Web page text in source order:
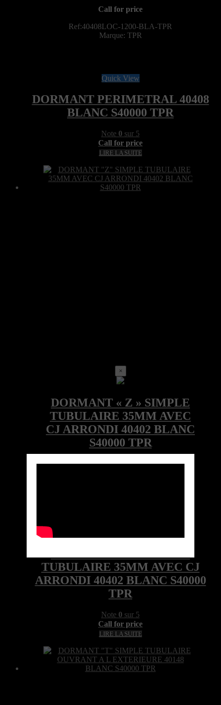
Call for price
Ref:40408LOC-1200-BLA-TPR
Marque: TPR
Quick View
DORMANT PERIMETRAL 40408
BLANC S40000 TPR
Note 0 sur 5
Call for price
LIRE LA SUITE
×
Call for price
TUBULAIRE 35MM AVEC CJ
ARRONDI 40402 BLANC S40000
TPR
Note 0 sur 5
Call for price
LIRE LA SUITE